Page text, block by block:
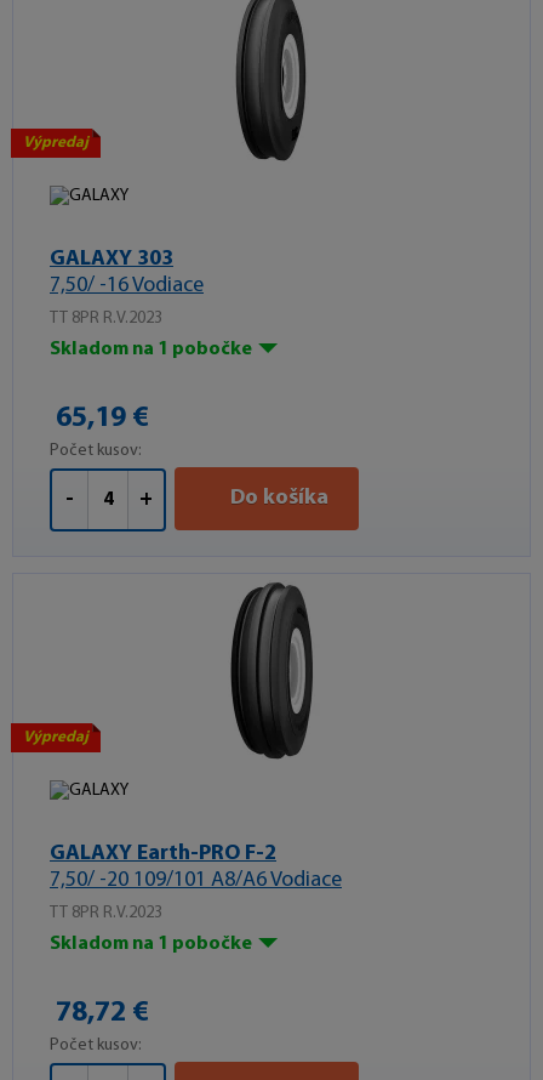
Výpredaj
GALAXY 303
7,50/ -16 Vodiace
TT 8PR R.V.2023
Skladom na 1 pobočke
65,19 €
Počet kusov:
- + Do košíka
Výpredaj
GALAXY Earth-PRO F-2
7,50/ -20 109/101 A8/A6 Vodiace
TT 8PR R.V.2023
Skladom na 1 pobočke
78,72 €
Počet kusov: